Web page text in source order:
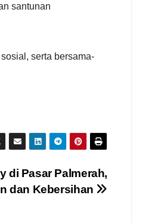
santunan
serta bersama-
di Pasar Palmerah,
dan Kebersihan